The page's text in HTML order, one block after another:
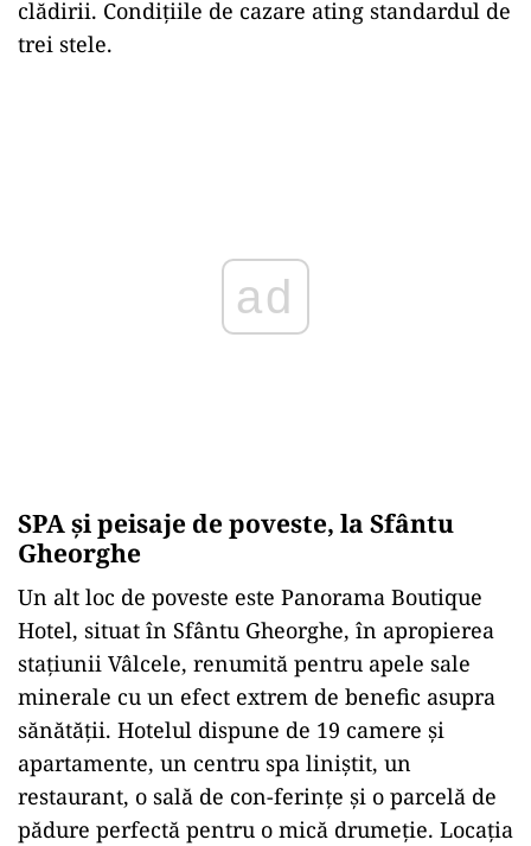
clădirii. Condiţiile de cazare ating standardul de
trei stele.
ad
SPA și peisaje de poveste, la Sfântu
Gheorghe
Un alt loc de poveste este Panorama Boutique
Hotel, situat în Sfântu Gheorghe, în apropierea
stațiunii Vâlcele, renumită pentru apele sale
minerale cu un efect extrem de benefic asupra
sănătății. Hotelul dispune de 19 camere și
apartamente, un centru spa liniștit, un
restaurant, o sală de con-ferințe și o parcelă de
pădure perfectă pentru o mică drumeție. Locația